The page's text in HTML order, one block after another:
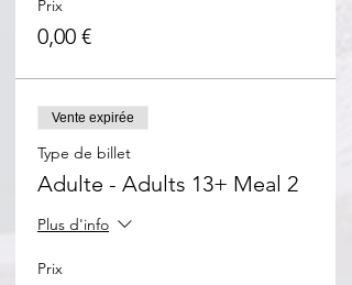
Prix
0,00 €
Vente expirée
Type de billet
Adulte - Adults 13+ Meal 2
Plus d'info
Prix